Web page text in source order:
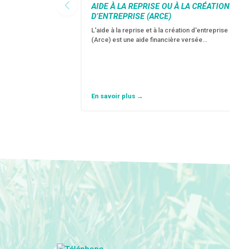
AIDE À LA REPRISE OU À LA CRÉATION
D’ENTREPRISE (ARCE)
L'aide à la reprise et à la création d'entreprise
(Arce) est une aide financière versée…
En savoir plus →